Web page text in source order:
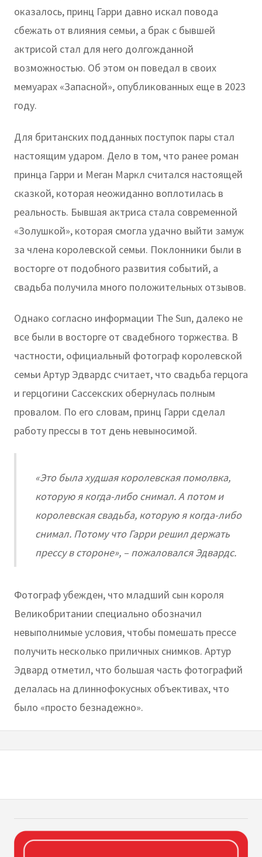
оказалось, принц Гарри давно искал повода
сбежать от влияния семьи, а брак с бывшей
актрисой стал для него долгожданной
возможностью. Об этом он поведал в своих
мемуарах «Запасной», опубликованных еще в 2023
году.
Для британских подданных поступок пары стал
настоящим ударом. Дело в том, что ранее роман
принца Гарри и Меган Маркл считался настоящей
сказкой, которая неожиданно воплотилась в
реальность. Бывшая актриса стала современной
«Золушкой», которая смогла удачно выйти замуж
за члена королевской семьи. Поклонники были в
восторге от подобного развития событий, а
свадьба получила много положительных отзывов.
Однако согласно информации The Sun, далеко не
все были в восторге от свадебного торжества. В
частности, официальный фотограф королевской
семьи Артур Эдвардс считает, что свадьба герцога
и герцогини Сассекских обернулась полным
провалом. По его словам, принц Гарри сделал
работу прессы в тот день невыносимой.
«Это была худшая королевская помолвка,
которую я когда-либо снимал. А потом и
королевская свадьба, которую я когда-либо
снимал. Потому что Гарри решил держать
прессу в стороне», – пожаловался Эдвардс.
Фотограф убежден, что младший сын короля
Великобритании специально обозначил
невыполнимые условия, чтобы помешать прессе
получить несколько приличных снимков. Артур
Эдвард отметил, что большая часть фотографий
делалась на длиннофокусных объективах, что
было «просто безнадежно».